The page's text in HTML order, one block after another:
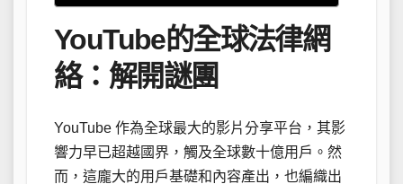
YouTube的全球法律網
絡：解開謎團
YouTube 作為全球最大的影片分享平台，其影
響力早已超越國界，觸及全球數十億用戶。然
而，這龐大的用戶基礎和內容產出，也編織出